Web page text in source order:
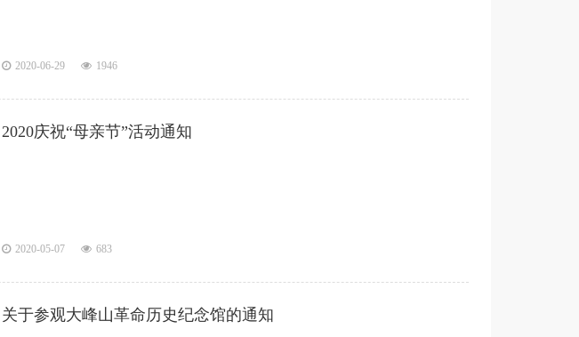
2020-06-29 1946
2020庆祝“母亲节”活动通知
2020-05-07 683
关于参观大峰山革命历史纪念馆的通知